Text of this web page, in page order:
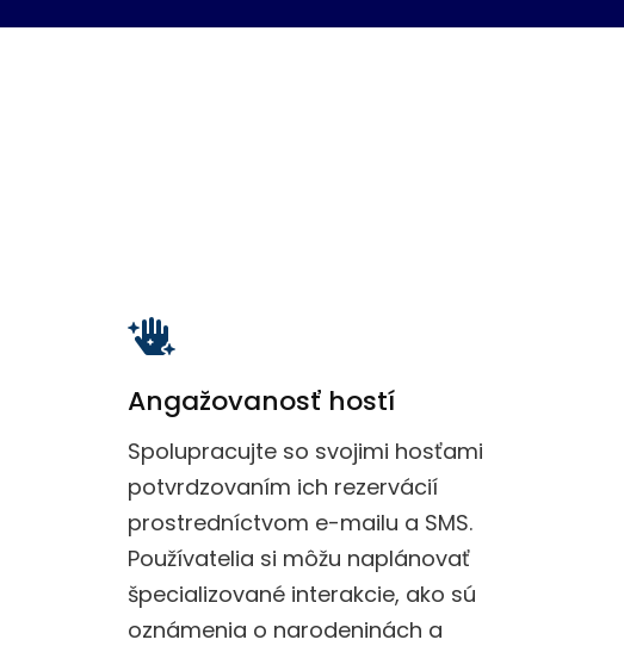
Angažovanosť hostí
Spolupracujte so svojimi hosťami
potvrdzovaním ich rezervácií
prostredníctvom e-mailu a SMS.
Používatelia si môžu naplánovať
špecializované interakcie, ako sú
oznámenia o narodeninách a